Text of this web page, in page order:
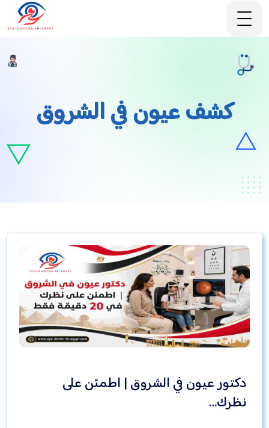
كشف عيون في الشروق
دكتور عيون في الشروق | اطمئن على
نظرك…